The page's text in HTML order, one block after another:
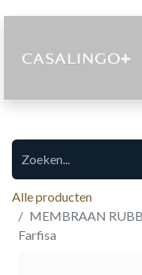
Alle producten
MEMBRAAN
Farfisa